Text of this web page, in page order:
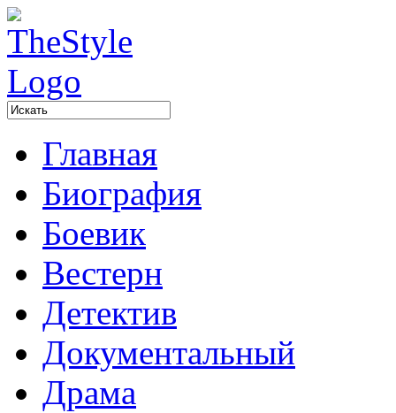
Главная
Биография
Боевик
Вестерн
Детектив
Документальный
Драма